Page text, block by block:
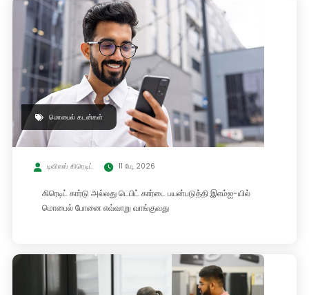
மொபைல் கடன்கள்
டிவிஎஸ் கிரெடிட் 11 மே, 2026
கிரெடிட் கார்டு அல்லது டெபிட் கார்டை பயன்படுத்தி இஎம்ஐ-யில்
மொபைல் போனை எவ்வாறு வாங்குவது